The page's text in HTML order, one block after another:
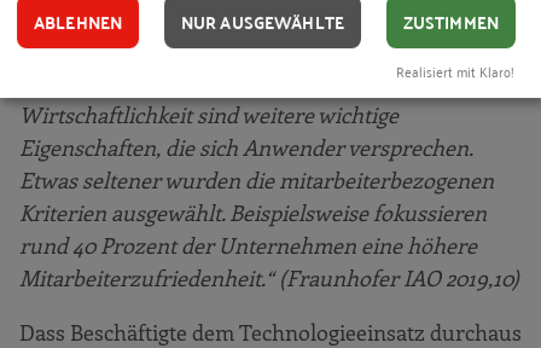
„Vier von fünf Teilnehmern hoffen auf eine höhere
Produktivität durch digitale Assistenzsysteme.
Wirtschaftlichkeit sind weitere wichtige
Eigenschaften, die sich Anwender versprechen.
Etwas seltener wurden die mitarbeiterbezogenen
Kriterien ausgewählt. Beispielsweise fokussieren
rund 40 Prozent der Unternehmen eine höhere
Mitarbeiterzufriedenheit.“ (Fraunhofer IAO 2019,10)
Dass Beschäftigte dem Technologieeinsatz durchaus
ABLEHNEN NUR AUSGEWÄHLTE ZUSTIMMEN
Realisiert mit Klaro!